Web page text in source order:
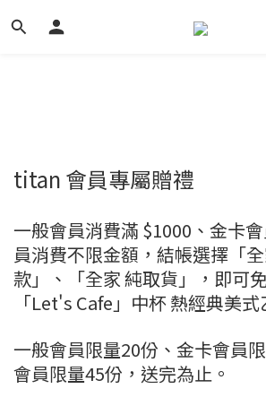
titan 會員專屬贈禮
一般會員消費滿 $1000、金卡
員消費不限金額，結帳選擇「
款」、「全家 純取貨」，即可
「Let's Cafe」中杯 熱經典美式
一般會員限量20份、金卡會員
會員限量45份，送完為止。